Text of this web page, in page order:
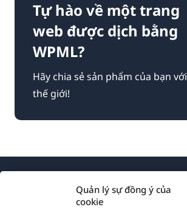
Quản lý sự đồng ý của
cookie
Tự hào về một trang
web được dịch bằng
WPML?
Hãy chia sẻ sản phẩm của bạn với
thế giới!